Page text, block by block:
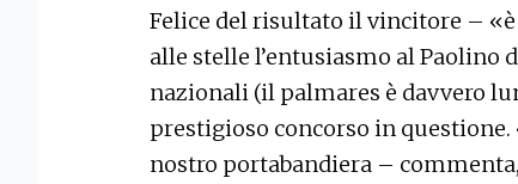
Felice del risultato il vincitore –
alle stelle l’entusiasmo al Paolino
nazionali (il palmares è davvero
prestigioso concorso in
nostro portabandiera –